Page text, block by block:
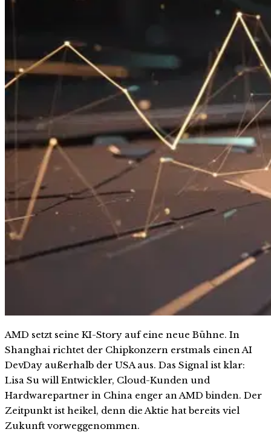
AMD setzt seine KI-Story auf eine neue Bühne. In
Shanghai richtet der Chipkonzern erstmals einen AI
DevDay außerhalb der USA aus. Das Signal ist klar:
Lisa Su will Entwickler, Cloud-Kunden und
Hardwarepartner in China enger an AMD binden. Der
Zeitpunkt ist heikel, denn die Aktie hat bereits viel
Zukunft vorweggenommen.